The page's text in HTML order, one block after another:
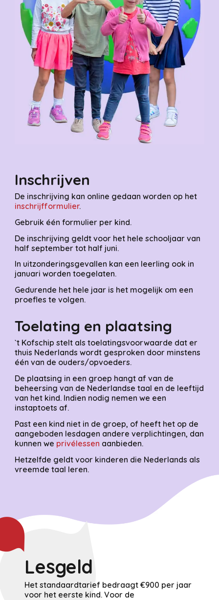
Inschrijven
De inschrijving kan online gedaan worden op het
inschrijfformulier.
Gebruik één formulier per kind.
De inschrijving geldt voor het hele schooljaar van
half september tot half juni.
In uitzonderingsgevallen kan een leerling ook in
januari worden toegelaten.
Gedurende het hele jaar is het mogelijk om een
proefles te volgen.
Toelating en plaatsing
`t Kofschip stelt als toelatingsvoorwaarde dat er
thuis Nederlands wordt gesproken door minstens
één van de ouders/opvoeders.
De plaatsing in een groep hangt af van de
beheersing van de Nederlandse taal en de leeftijd
van het kind. Indien nodig nemen we een
instaptoets af.
Past een kind niet in de groep, of heeft het op de
aangeboden lesdagen andere verplichtingen, dan
kunnen we privélessen aanbieden.
Hetzelfde geldt voor kinderen die Nederlands als
vreemde taal leren.
Lesgeld
Het standaardtarief bedraagt €900 per jaar
voor het eerste kind. Voor de